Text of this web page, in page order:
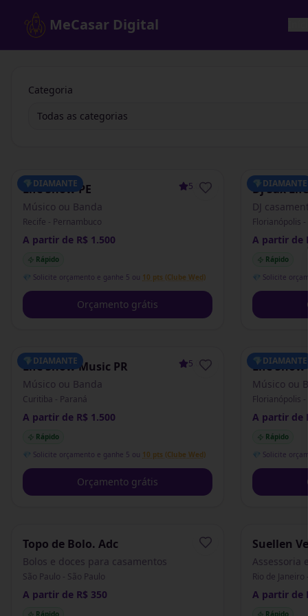
MeCasar Digital
Categoria
Todas as categorias
💎DIAMANTE
Life Show PE 5.0(1)
Músico ou Banda
Recife - Pernambuco
A partir de R$ 1.500
Rápido
💎 Solicite orçamento e ganhe 5 ou 10 pts (Clube Wed)
Orçamento grátis
💎DIAMANTE
Dj Sax Life
DJ
Florianópolis
A partir de
Rápido
💎 Solicite
💎DIAMANTE
Life Show Music PR 5.0(1)
Músico ou Banda
Curitiba - Paraná
A partir de R$ 1.500
Rápido
💎 Solicite orçamento e ganhe 5 ou 10 pts (Clube Wed)
Orçamento grátis
💎DIAMANTE
Life Show
Músico ou
Florianópolis -
A partir de
Rápido
💎 Solicite
Topo de Bolo. Adc
Bolos e doces para casamentos
São Paulo - São Paulo
A partir de R$ 350
Rápido
Suellen
Eventos
Assessoria
Rio de Janeiro
A partir de
Rápido